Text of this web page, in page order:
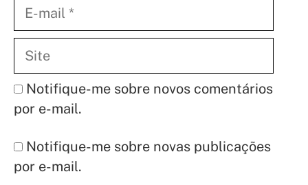
mail
Notifique-me sobre novos comentários
por e-mail.
Notifique-me sobre novas publicações
por e-mail.